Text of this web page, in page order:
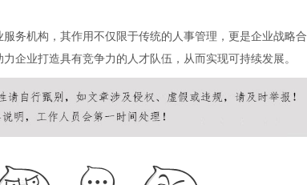
务机构，其作用不仅限于传统的人事管理，更是企业战略合
企业打造具有竞争力的人才队伍，从而实现可持续发展。